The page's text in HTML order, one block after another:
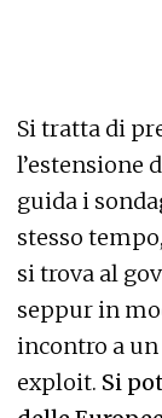
Si tratta di
l’estensione
guida i
stesso
si trova al
seppur in
incontro a
exploit. Si